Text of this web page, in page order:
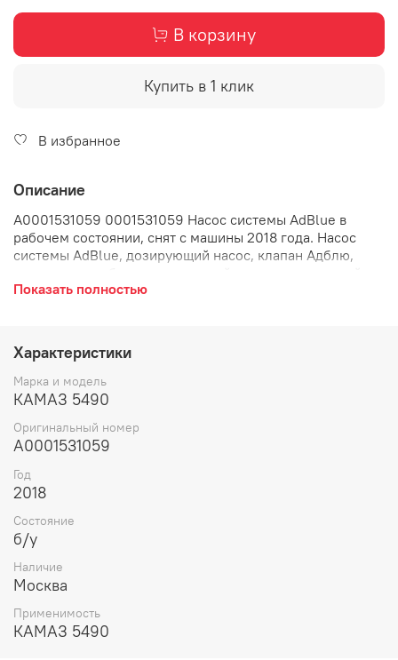
В корзину
Купить в 1 клик
В избранное
Описание
A0001531059 0001531059 Насос системы AdBlue в
рабочем состоянии, снят с машины 2018 года. Насос
системы AdBlue, дозирующий насос, клапан Адблю,
Показать полностью
Характеристики
Марка и модель
КАМАЗ 5490
Оригинальный номер
A0001531059
Год
2018
Состояние
б/у
Наличие
Москва
Применимость
КАМАЗ 5490